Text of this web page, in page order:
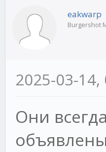
eakwarp
Burgershot
2025-03-14,
Они